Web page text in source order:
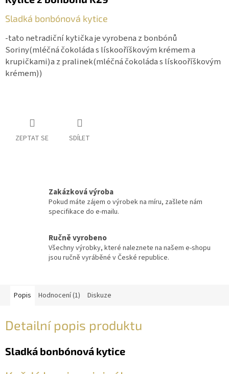
Sladká bonbónová kytice
-tato netradiční kytička je vyrobena z bonbónů
Soriny(mléčná čokoláda s lískooříškovým krémem a
krupičkami)a z pralinek(mléčná čokoláda s lískooříškovým
krémem))
ZEPTAT SE SDÍLET
Zakázková výroba
Pokud máte zájem o výrobek na míru, zašlete nám
specifikace do e-mailu.
Ručně vyrobeno
Všechny výrobky, které naleznete na našem e-shopu
jsou ručně vyráběné v České republice.
Popis Hodnocení (1) Diskuze
Detailní popis produktu
Sladká bonbónová kytice